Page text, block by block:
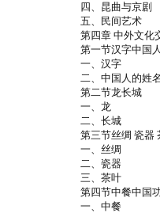
四、昆曲与京剧
五、民间艺术
第四章 中外文化
第一节汉字中国
一、汉字
二、中国人的姓名
第二节龙长城
一、龙
二、长城
第三节丝绸 瓷器
一、丝绸
二、瓷器
三、茶叶
第四节中餐中国
一、中餐